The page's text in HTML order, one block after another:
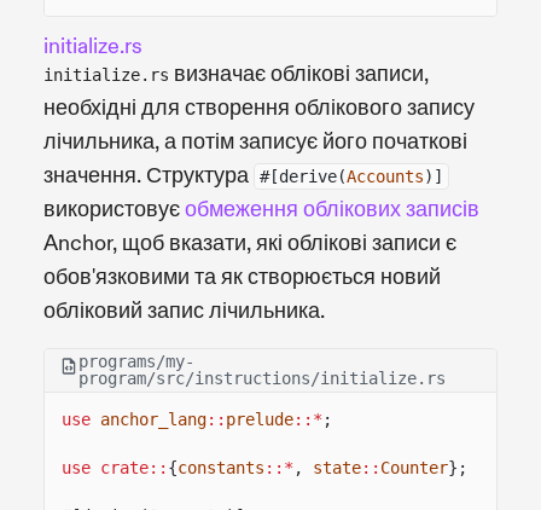
initialize.rs
initialize.rs визначає облікові записи,
необхідні для створення облікового запису
лічильника, а потім записує його початкові
значення. Структура #[derive(Accounts)]
використовуєобмеження облікових записів
Anchor, щоб вказати, які облікові записи є
обов'язковими та як створюється новий
обліковий запис лічильника.
programs/my-
program/src/instructions/initialize.rs
use anchor_lang:: prelude::* ;
use crate:: {constants ::* , state:: Counter};